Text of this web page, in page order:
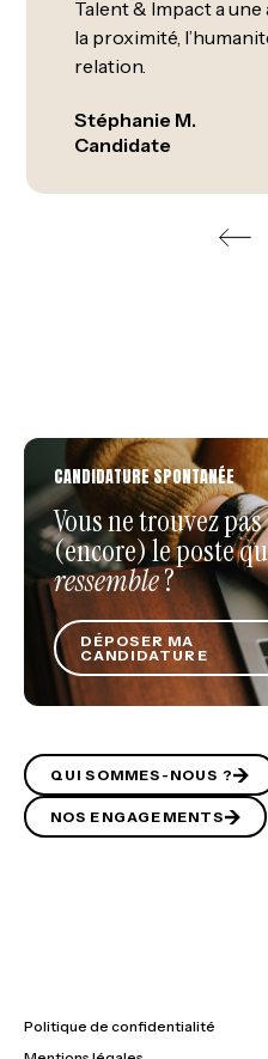
Talent & Impact a
la proximité,
relation.
Stéphanie M.
Candidate
CANDIDATURE SPONTANÉE
Vous ne trouvez pas
(encore) le poste
ressemble?
DÉPOSER MA
CANDIDATURE
QUI SOMMES-NOUS ?
NOS ENGAGEMENTS
Politique de confidentialité